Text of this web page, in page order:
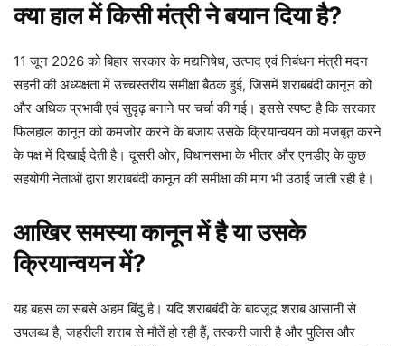
क्या हाल में किसी मंत्री ने बयान दिया है?
11 जून 2026 को बिहार सरकार के मद्यनिषेध, उत्पाद एवं निबंधन मंत्री मदन
सहनी की अध्यक्षता में उच्चस्तरीय समीक्षा बैठक हुई, जिसमें शराबबंदी कानून को
और अधिक प्रभावी एवं सुदृढ़ बनाने पर चर्चा की गई। इससे स्पष्ट है कि सरकार
फिलहाल कानून को कमजोर करने के बजाय उसके क्रियान्वयन को मजबूत करने
के पक्ष में दिखाई देती है। दूसरी ओर, विधानसभा के भीतर और एनडीए के कुछ
सहयोगी नेताओं द्वारा शराबबंदी कानून की समीक्षा की मांग भी उठाई जाती रही है।
आखिर समस्या कानून में है या उसके
क्रियान्वयन में?
यह बहस का सबसे अहम बिंदु है। यदि शराबबंदी के बावजूद शराब आसानी से
उपलब्ध है, जहरीली शराब से मौतें हो रही हैं, तस्करी जारी है और पुलिस और